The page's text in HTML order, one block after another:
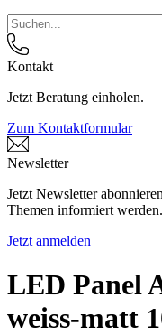
Kontakt
Jetzt Beratung einholen.
Zum Kontaktformular
Newsletter
Jetzt Newsletter
Themen informiert werden.
Jetzt anmelden
LED Panel
weiss-matt